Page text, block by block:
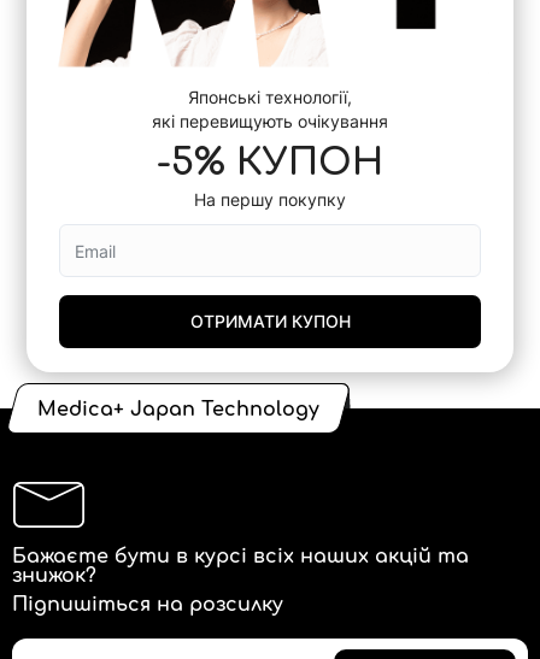
Японські технології,
які перевищують очікування
-5% КУПОН
На першу покупку
ОТРИМАТИ КУПОН
Medica+ Japan Technology
Бажаєте бути в курсі всіх наших акцій та
знижок?
Підпишіться на розсилку